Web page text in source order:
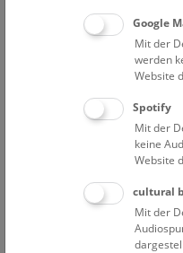
und Lebensmustern
Das Gräberfeld
Das hallstattzeitliche
wichtigsten
In den Gräbern aus der
sich Luxusgüter aus ganz
Kontakte bezeugen. Ein
im 19. Jahrhundert unter
Ramsauer ausgegraben.
Google
Mit der
werden
Website
Spotify
Mit der
keine
Website
cultural
Mit der